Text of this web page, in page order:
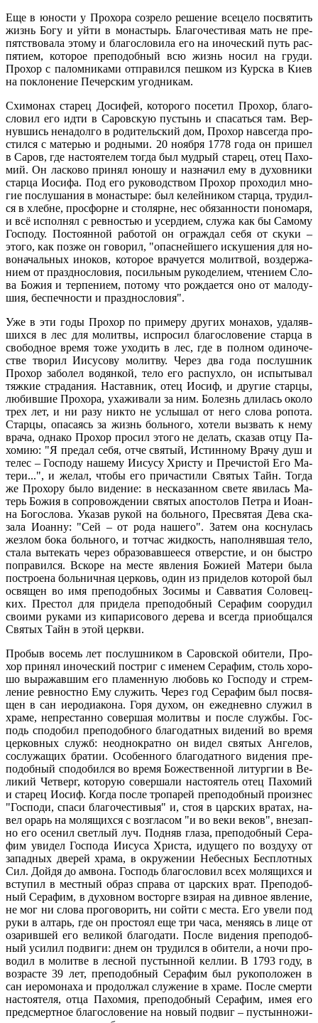
Еще в юно­сти у Про­хо­ра со­зре­ло ре­ше­ние все­це­ло по­свя­тить
жизнь Бо­гу и уй­ти в мо­на­стырь. Бла­го­че­сти­вая мать не пре­
пят­ство­ва­ла это­му и бла­го­сло­ви­ла его на ино­че­ский путь рас­
пя­ти­ем, ко­то­рое пре­по­доб­ный всю жизнь но­сил на гру­ди.
Про­хор с па­лом­ни­ка­ми от­пра­вил­ся пеш­ком из Кур­ска в Ки­ев
на по­кло­не­ние Пе­чер­ским угод­ни­кам.
Схи­мо­нах ста­рец До­си­фей, ко­то­ро­го по­се­тил Про­хор, бла­го­
сло­вил его ид­ти в Са­ров­скую пу­стынь и спа­сать­ся там. Вер­
нув­шись нена­дол­го в ро­ди­тель­ский дом, Про­хор на­все­гда про­
стил­ся с ма­те­рью и род­ны­ми. 20 но­яб­ря 1778 го­да он при­шел
в Са­ров, где на­сто­я­те­лем то­гда был муд­рый ста­рец, отец Па­хо­
мий. Он лас­ко­во при­нял юно­шу и на­зна­чил ему в ду­хов­ни­ки
стар­ца Иоси­фа. Под его ру­ко­вод­ством Про­хор про­хо­дил мно­
гие по­слу­ша­ния в мо­на­сты­ре: был ке­лей­ни­ком стар­ца, тру­дил­
ся в хлебне, просфорне и сто­лярне, нес обя­зан­но­сти по­но­ма­ря,
и всё ис­пол­нял с рев­но­стью и усер­ди­ем, слу­жа как бы Са­мо­му
Гос­по­ду. По­сто­ян­ной ра­бо­той он ограж­дал се­бя от ску­ки –
это­го, как поз­же он го­во­рил, "опас­ней­ше­го ис­ку­ше­ния для но­
во­на­чаль­ных ино­ков, ко­то­рое вра­чу­ет­ся мо­лит­вой, воз­дер­жа­
ни­ем от празд­но­сло­вия, по­силь­ным ру­ко­де­ли­ем, чте­ни­ем Сло­
ва Бо­жия и тер­пе­ни­ем, по­то­му что рож­да­ет­ся оно от ма­ло­ду­
шия, бес­печ­но­сти и празд­но­сло­вия".
Уже в эти го­ды Про­хор по при­ме­ру дру­гих мо­на­хов, уда­ляв­
ших­ся в лес для мо­лит­вы, ис­про­сил бла­го­сло­ве­ние стар­ца в
сво­бод­ное вре­мя то­же ухо­дить в лес, где в пол­ном оди­но­че­
стве тво­рил Иису­со­ву мо­лит­ву. Через два го­да по­слуш­ник
Про­хор за­бо­лел во­дян­кой, те­ло его рас­пух­ло, он ис­пы­ты­вал
тяж­кие стра­да­ния. На­став­ник, отец Иосиф, и дру­гие стар­цы,
лю­бив­шие Про­хо­ра, уха­жи­ва­ли за ним. Бо­лезнь дли­лась око­ло
трех лет, и ни ра­зу ни­кто не услы­шал от него сло­ва ро­по­та.
Стар­цы, опа­са­ясь за жизнь боль­но­го, хо­те­ли вы­звать к нему
вра­ча, од­на­ко Про­хор про­сил это­го не де­лать, ска­зав от­цу Па­
хо­мию: "Я пре­дал се­бя, от­че свя­тый, Ис­тин­но­му Вра­чу душ и
те­лес – Гос­по­ду на­ше­му Иису­су Хри­сту и Пре­чи­стой Его Ма­
те­ри...", и же­лал, чтобы его при­ча­сти­ли Свя­тых Тайн. То­гда
же Про­хо­ру бы­ло ви­де­ние: в неска­зан­ном све­те яви­лась Ма­
терь Бо­жия в со­про­вож­де­нии свя­тых апо­сто­лов Пет­ра и Иоан­
на Бо­го­сло­ва. Ука­зав ру­кой на боль­но­го, Пре­свя­тая Де­ва ска­
за­ла Иоан­ну: "Сей – от ро­да на­ше­го". За­тем она кос­ну­лась
жез­лом бо­ка боль­но­го, и тот­час жид­кость, на­пол­няв­шая те­ло,
ста­ла вы­те­кать через об­ра­зо­вав­ше­е­ся от­вер­стие, и он быст­ро
по­пра­вил­ся. Вско­ре на ме­сте яв­ле­ния Бо­жи­ей Ма­те­ри бы­ла
по­стро­е­на боль­нич­ная цер­ковь, один из при­де­лов ко­то­рой был
освя­щен во имя пре­по­доб­ных Зо­си­мы и Сав­ва­тия Со­ло­вец­
ких. Пре­стол для при­де­ла пре­по­доб­ный Се­ра­фим со­ору­дил
сво­и­ми ру­ка­ми из ки­па­ри­со­во­го де­ре­ва и все­гда при­об­щал­ся
Свя­тых Тайн в этой церк­ви.
Про­быв во­семь лет по­слуш­ни­ком в Са­ров­ской оби­те­ли, Про­
хор при­нял ино­че­ский по­стриг с име­нем Се­ра­фим, столь хо­ро­
шо вы­ра­жав­шим его пла­мен­ную лю­бовь ко Гос­по­ду и стрем­
ле­ние рев­ност­но Ему слу­жить. Через год Се­ра­фим был по­свя­
щен в сан иеро­ди­а­ко­на. Го­ря ду­хом, он еже­днев­но слу­жил в
хра­ме, непре­стан­но со­вер­шая мо­лит­вы и по­сле служ­бы. Гос­
подь спо­до­бил пре­по­доб­но­го бла­го­дат­ных ви­де­ний во вре­мя
цер­ков­ных служб: неод­но­крат­но он ви­дел свя­тых Ан­ге­лов,
со­слу­жа­щих бра­тии. Осо­бен­но­го бла­го­дат­но­го ви­де­ния пре­
по­доб­ный спо­до­бил­ся во вре­мя Бо­же­ствен­ной ли­тур­гии в Ве­
ли­кий Чет­верг, ко­то­рую со­вер­ша­ли на­сто­я­тель отец Па­хо­мий
и ста­рец Иосиф. Ко­гда по­сле тро­па­рей пре­по­доб­ный про­из­нес
"Гос­по­ди, спа­си бла­го­че­сти­выя" и, стоя в цар­ских вра­тах, на­
вел орарь на мо­ля­щих­ся с воз­гла­сом "и во ве­ки ве­ков", вне­зап­
но его осе­нил свет­лый луч. Под­няв гла­за, пре­по­доб­ный Се­ра­
фим уви­дел Гос­по­да Иису­са Хри­ста, иду­ще­го по воз­ду­ху от
за­пад­ных две­рей хра­ма, в окру­же­нии Небес­ных Бес­плот­ных
Сил. Дой­дя до ам­во­на. Гос­подь бла­го­сло­вил всех мо­ля­щих­ся и
всту­пил в мест­ный об­раз спра­ва от цар­ских врат. Пре­по­доб­
ный Се­ра­фим, в ду­хов­ном вос­тор­ге взи­рая на див­ное яв­ле­ние,
не мог ни сло­ва про­го­во­рить, ни сой­ти с ме­ста. Его уве­ли под
ру­ки в ал­тарь, где он про­сто­ял еще три ча­са, ме­ня­ясь в ли­це от
оза­рив­шей его ве­ли­кой бла­го­да­ти. По­сле ви­де­ния пре­по­доб­
ный уси­лил по­дви­ги: днем он тру­дил­ся в оби­те­ли, а но­чи про­
во­дил в мо­лит­ве в лес­ной пу­стын­ной кел­лии. В 1793 го­ду, в
воз­расте 39 лет, пре­по­доб­ный Се­ра­фим был ру­ко­по­ло­жен в
сан иеро­мо­на­ха и про­дол­жал слу­же­ние в хра­ме. По­сле смер­ти
на­сто­я­те­ля, от­ца Па­хо­мия, пре­по­доб­ный Се­ра­фим, имея его
пред­смерт­ное бла­го­сло­ве­ние на но­вый по­двиг – пу­стын­но­жи­